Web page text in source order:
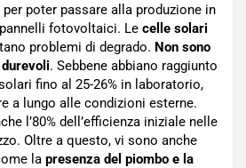
poter passare alla produzione in
fotovoltaici. Le celle solari
problemi di degrado. Non sono
. Sebbene abbiano raggiunto
fino al 25-26% in laboratorio,
a lungo alle condizioni esterne.
l’80% dell’efficienza iniziale nelle
Oltre a questo, vi sono anche
la presenza del piombo e la